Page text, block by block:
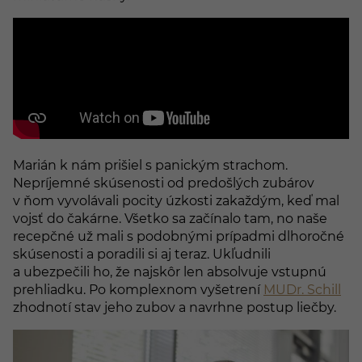
Marián k nám prišiel s panickým strachom.
Nepríjemné skúsenosti od predošlých zubárov
v ňom vyvolávali pocity úzkosti zakaždým, keď mal
vojsť do čakárne. Všetko sa začínalo tam, no naše
recepčné už mali s podobnými prípadmi dlhoročné
skúsenosti a poradili si aj teraz. Ukľudnili
a ubezpečili ho, že najskôr len absolvuje vstupnú
prehliadku. Po komplexnom vyšetrení MUDr. Schill
zhodnotí stav jeho zubov a navrhne postup liečby.